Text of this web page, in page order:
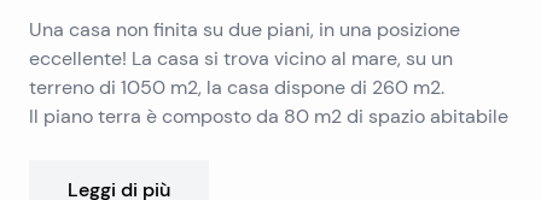
Una casa non finita su due piani, in una posizione
eccellente! La casa si trova vicino al mare, su un
terreno di 1050 m2, la casa dispone di 260 m2.
Il piano terra è composto da 80 m2 di spazio abitabile
Leggi di più